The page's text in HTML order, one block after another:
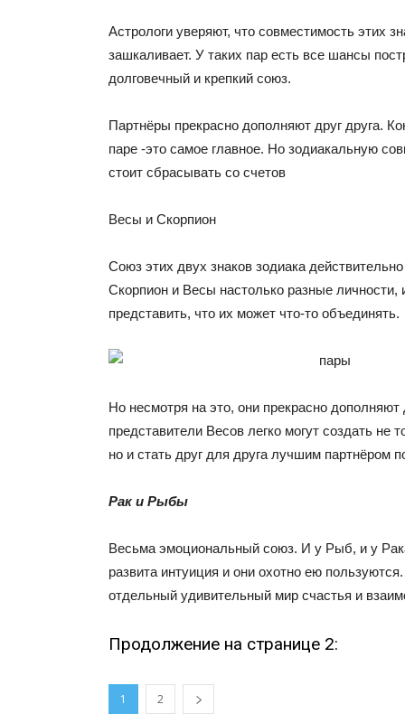
Астрологи уверяют, что совместимость этих
зашкаливает. У таких пар есть все шансы
долговечный и крепкий союз.
Партнёры прекрасно дополняют друг друга.
паре -это самое главное. Но зодиакальную
стоит сбрасывать со счетов
Весы и Скорпион
Союз этих двух знаков зодиака
Скорпион и Весы настолько разные личности,
представить, что их может что-то объединять.
Но несмотря на это, они прекрасно дополняют
представители Весов легко могут создать не
но и стать друг для друга лучшим партнёром
Рак и Рыбы
Весьма эмоциональный союз. И у Рыб, и у
развита интуиция и они охотно ею
отдельный удивительный мир счастья и
Продолжение на странице 2:
1 2